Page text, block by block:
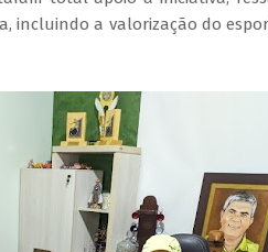
incluindo a valorização do